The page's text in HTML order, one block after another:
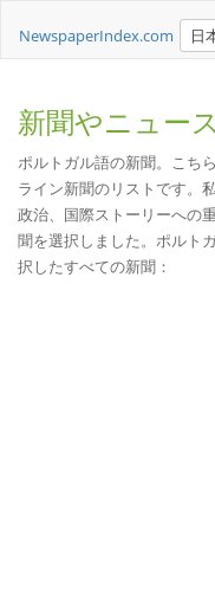
NewspaperIndex.com 日
新聞やニュー
ポルトガル語の新聞。こち
ライン新聞のリストです。
政治、国際ストーリーへの
聞を選択しました。ポルト
択したすべての新聞：